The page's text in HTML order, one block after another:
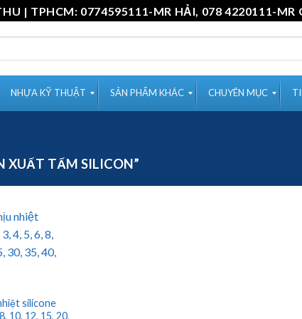
| TPHCM: 0774595111-MR HẢI, 078 4220111-
NHỰA KỸ THUẬT SẢN PHẨM KHÁC CHUYÊN MỤC
XUẤT TẤM SILICON”
silicone
10, 12, 15, 20,